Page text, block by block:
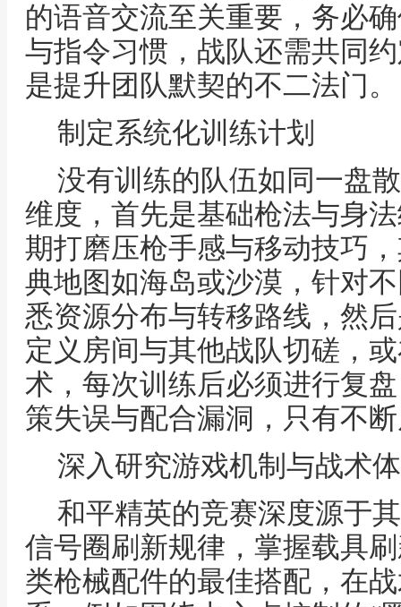
的语音交流至关重要，务必
与指令习惯，战队还需共同
是提升团队默契的不二法门。
制定系统化训练计划
没有训练的队伍如同一盘
维度，首先是基础枪法与身
期打磨压枪手感与移动技巧
典地图如海岛或沙漠，针对
悉资源分布与转移路线，然
定义房间与其他战队切磋，
术，每次训练后必须进行复
策失误与配合漏洞，只有不
深入研究游戏机制与战术
和平精英的竞赛深度源于
信号圈刷新规律，掌握载具
类枪械配件的最佳搭配，在